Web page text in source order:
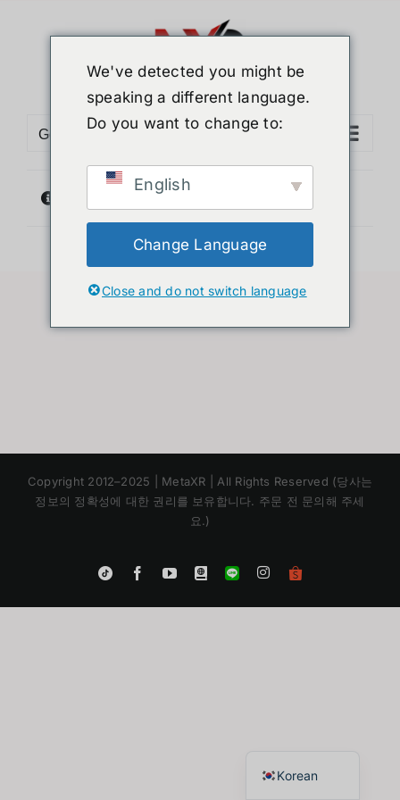
Go to...
선택과 일치하는 상품이 없습니다.
Copyright 2012–2025 | MetaXR | All Rights Reserved (당사는
정보의 정확성에 대한 권리를 보유합니다. 주문 전 문의해 주세
요.)
Tiktok FacebookYouTubeBlogger
LINE
Instagram
Shopee
We've detected you might be
speaking a different language.
Do you want to change to:
English
Change Language
Close and do not switch language
Korean